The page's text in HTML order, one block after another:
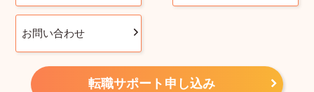
お問い合わせ
転職サポート申し込み